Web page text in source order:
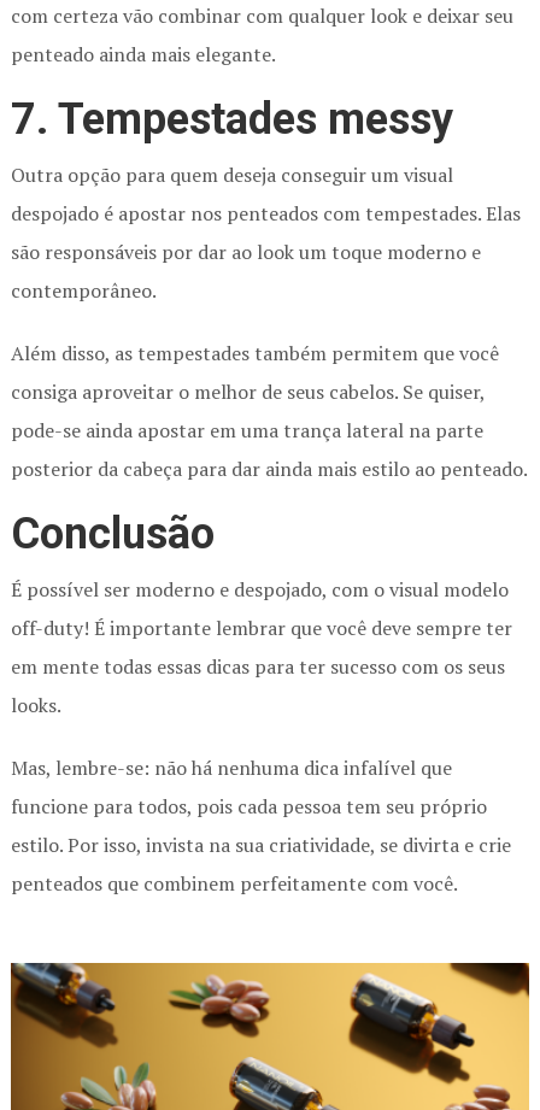
com certeza vão combinar com qualquer look e deixar seu
penteado ainda mais elegante.
7. Tempestades messy
Outra opção para quem deseja conseguir um visual
despojado é apostar nos penteados com tempestades. Elas
são responsáveis por dar ao look um toque moderno e
contemporâneo.
Além disso, as tempestades também permitem que você
consiga aproveitar o melhor de seus cabelos. Se quiser,
pode-se ainda apostar em uma trança lateral na parte
posterior da cabeça para dar ainda mais estilo ao penteado.
Conclusão
É possível ser moderno e despojado, com o visual modelo
off-duty! É importante lembrar que você deve sempre ter
em mente todas essas dicas para ter sucesso com os seus
looks.
Mas, lembre-se: não há nenhuma dica infalível que
funcione para todos, pois cada pessoa tem seu próprio
estilo. Por isso, invista na sua criatividade, se divirta e crie
penteados que combinem perfeitamente com você.